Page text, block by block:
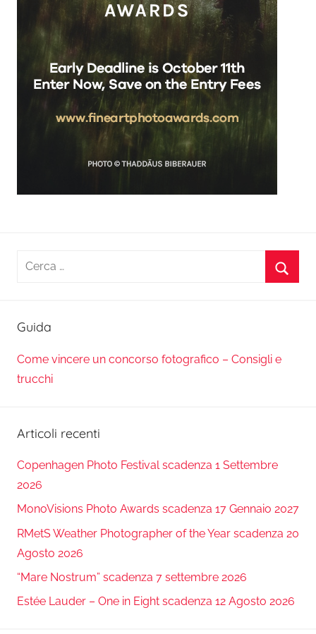
Ricerca
Guida
Come vincere un concorso fotografico – Consigli e
trucchi
Articoli recenti
Copenhagen Photo Festival scadenza 1 Settembre
2026
MonoVisions Photo Awards scadenza 17 Gennaio 2027
RMetS Weather Photographer of the Year scadenza 20
Agosto 2026
“Mare Nostrum” scadenza 7 settembre 2026
Estée Lauder – One in Eight scadenza 12 Agosto 2026